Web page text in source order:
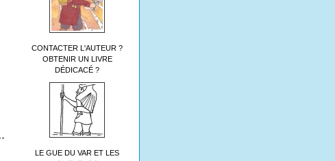
CONTACTER L'AUTEUR ?
OBTENIR UN LIVRE
DÉDICACÉ ?
LE GUE DU VAR ET LES